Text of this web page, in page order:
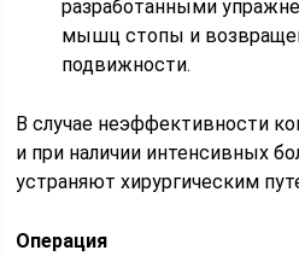
разработанными
мышц стопы и
подвижности.
В случае неэффективности
и при наличии интенсивных
устраняют хирургическим
Операция